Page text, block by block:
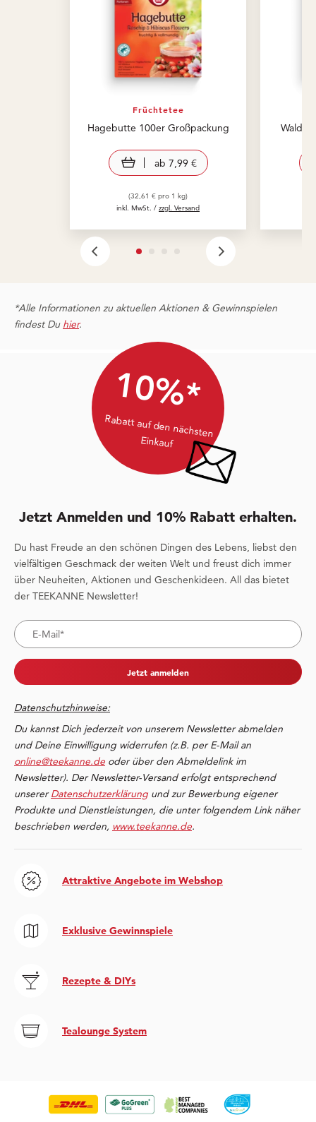
Früchtetee
Hagebutte 100er Großpackung
view product
ab 7,99 €
(32,61 € pro 1 kg)
inkl. MwSt. / zzgl. Versand
*Alle Informationen zu aktuellen Aktionen & Gewinnspielen
findest Du hier.
10%*
Rabatt auf den nächsten
Einkauf
Jetzt Anmelden und 10% Rabatt erhalten.
Du hast Freude an den schönen Dingen des Lebens, liebst den
vielfältigen Geschmack der weiten Welt und freust dich immer
über Neuheiten, Aktionen und Geschenkideen. All das bietet
der TEEKANNE Newsletter!
Jetzt anmelden
Datenschutzhinweise:
Du kannst Dich jederzeit von unserem Newsletter abmelden
und Deine Einwilligung widerrufen (z.B. per E-Mail an
online@teekanne.de oder über den Abmeldelink im
Newsletter). Der Newsletter-Versand erfolgt entsprechend
unsererDatenschutzerklärung und zur Bewerbung eigener
Produkte und Dienstleistungen, die unter folgendem Link näher
beschrieben werden, www.teekanne.de.
Attraktive Angebote im Webshop
Exklusive Gewinnspiele
Rezepte & DIYs
Tealounge System